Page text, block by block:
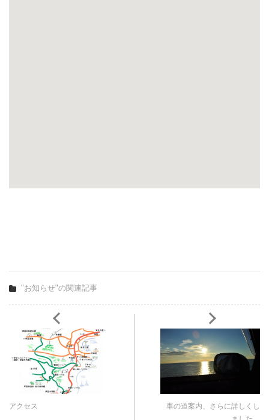
"お知らせ"の関連記事
アクセス
車の道案内、さらに詳しくし